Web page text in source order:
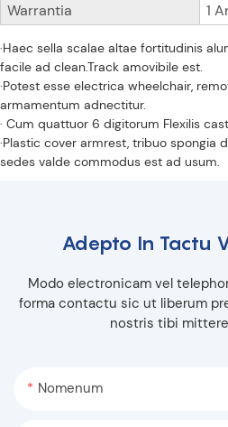
Warrantia
1
·Haec sella scalae altae fortitudinis
facile ad clean.Track amovibile est.
·Potest esse electrica wheelchair,
armamentum adnectitur.
· Cum quattuor 6 digitorum Flexilis
·Plastic cover armrest, tribuo spongia
sedes valde commodus est ad usum.
Adepto In Tactu
Modo electronicam vel
forma contactu sic ut liberum
nostris tibi
Nomenum